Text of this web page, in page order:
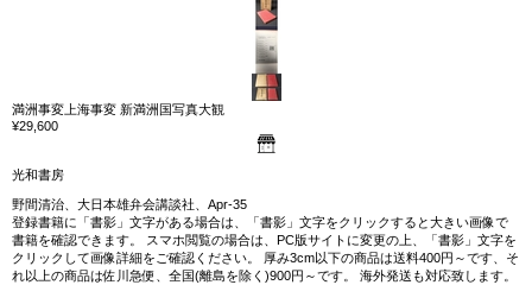
満洲事変上海事変 新満洲国写真大観
¥29,600
光和書房
野間清治、大日本雄弁会講談社、Apr-35
登録書籍に「書影」文字がある場合は、「書影」文字をクリックすると大きい画像で
書籍を確認できます。 スマホ閲覧の場合は、PC版サイトに変更の上、「書影」文字を
クリックして画像詳細をご確認ください。 厚み3cm以下の商品は送料400円～です、そ
れ以上の商品は佐川急便、全国(離島を除く)900円～です。 海外発送も対応致します。